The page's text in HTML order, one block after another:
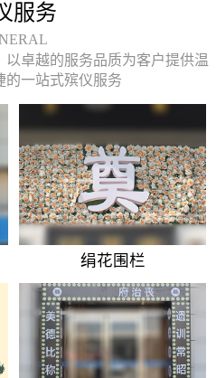
服务
卓越的服务品质为客户提供温
的一站式殡仪服务
绢花围栏